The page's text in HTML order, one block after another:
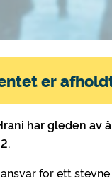
har gleden av
.
for ett
er